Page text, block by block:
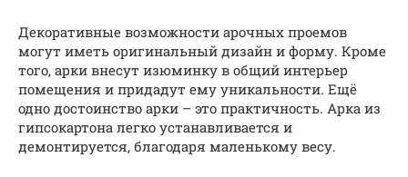
Декоративные возможности арочных проемов
могут иметь оригинальный дизайн и форму. Кроме
того, арки внесут изюминку в общий интерьер
помещения и придадут ему уникальности. Ещё
одно достоинство арки – это практичность. Арка из
гипсокартона легко устанавливается и
демонтируется, благодаря маленькому весу.